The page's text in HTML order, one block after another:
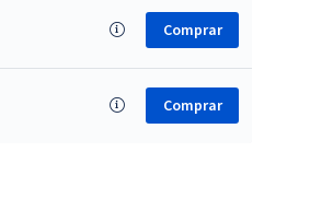
Comprar
Comprar